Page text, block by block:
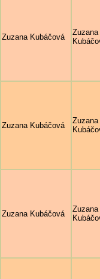
Zuzana Kubáčová
Zuzana
Zuzana Kubáčová
Zuzana
Zuzana Kubáčová
Zuzana